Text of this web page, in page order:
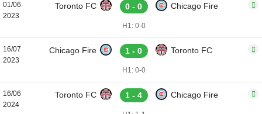
01/06
2023
Toronto FC 0 - 0 Chicago Fire
H1: 0-0
16/07
2023
Chicago Fire 1 - 0 Toronto FC
H1: 0-0
16/06
2024
Toronto FC 1 - 4 Chicago Fire